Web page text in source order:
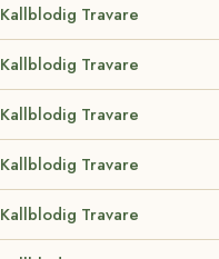
Kallblodig Travare
Kallblodig Travare
Kallblodig Travare
Kallblodig Travare
Kallblodig Travare